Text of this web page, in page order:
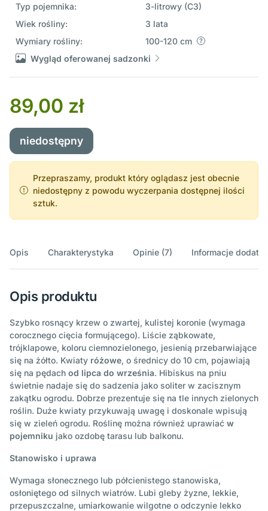
Typ pojemnika:
3-litrowy (C3)
Wiek rośliny:
3 lata
Wymiary rośliny:
100-120 cm
Wygląd oferowanej sadzonki
89,00 zł
niedostępny
Przepraszamy, produkt który oglądasz jest obecnie
niedostępny z powodu wyczerpania dostępnej ilości
sztuk.
Opis Charakterystyka Opinie (7) Informacje
Opis produktu
Szybko rosnący krzew o zwartej, kulistej koronie (wymaga
corocznego cięcia formującego). Liście ząbkowate,
trójklapowe, koloru ciemnozielonego, jesienią przebarwiające
się na żółto. Kwiaty różowe, o średnicy do 10 cm, pojawiają
się na pędach od lipca do września. Hibiskus na pniu
świetnie nadaje się do sadzenia jako soliter w zacisznym
zakątku ogrodu. Dobrze prezentuje się na tle innych zielonych
roślin. Duże kwiaty przykuwają uwagę i doskonale wpisują
się w zieleń ogrodu. Roślinę można również uprawiać w
pojemniku jako ozdobę tarasu lub balkonu.
Stanowisko i uprawa
Wymaga słonecznego lub półcienistego stanowiska,
osłoniętego od silnych wiatrów. Lubi gleby żyzne, lekkie,
przepuszczalne, umiarkowanie wilgotne o odczynie lekko